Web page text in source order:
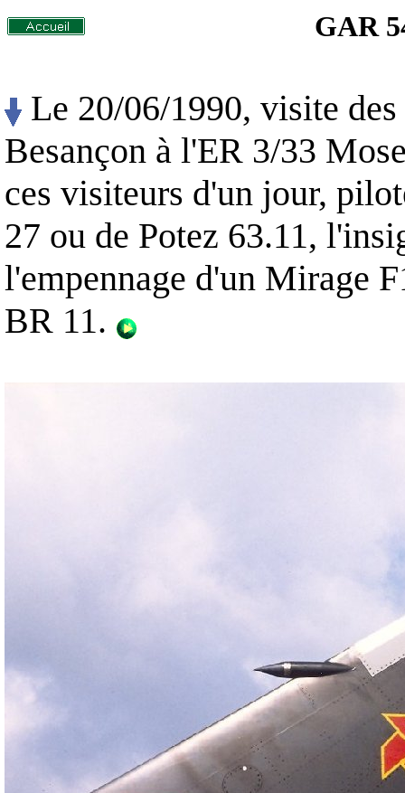
GAR
Le 20/06/1990, visite
Besançon à l'ER 3/33
ces visiteurs d'un jour,
27 ou de Potez 63.11,
l'empennage d'un Mirage
BR 11.